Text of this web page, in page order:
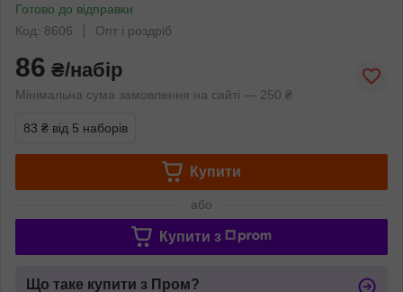
Готово до відправки
Код: 8606
Опт і роздріб
86 ₴/набір
Мінімальна сума замовлення на сайті — 250 ₴
83 ₴ від 5 наборів
Купити
або
Купити з
Що таке купити з Пром?